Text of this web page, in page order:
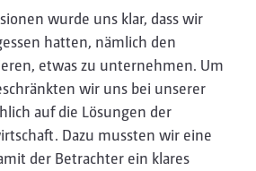
wurde uns klar, dass wir
hatten, nämlich den
etwas zu unternehmen. Um
wir uns bei unserer
auf die Lösungen der
Dazu mussten wir eine
der Betrachter ein klares